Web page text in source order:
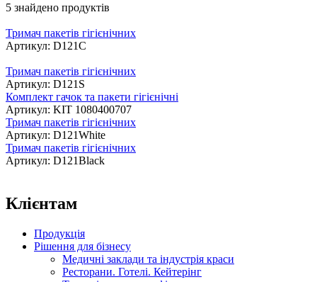
5 знайдено продуктів
Тримач пакетів гігієнічних
Артикул: D121C
Тримач пакетів гігієнічних
Артикул: D121S
Комплект гачок та пакети гігієнічні
Артикул: KIT 1080400707
Тримач пакетів гігієнічних
Артикул: D121White
Тримач пакетів гігієнічних
Артикул: D121Black
Клієнтам
Продукція
Рішення для бізнесу
Медичні заклади та індустрія краси
Ресторани. Готелі. Кейтерінг